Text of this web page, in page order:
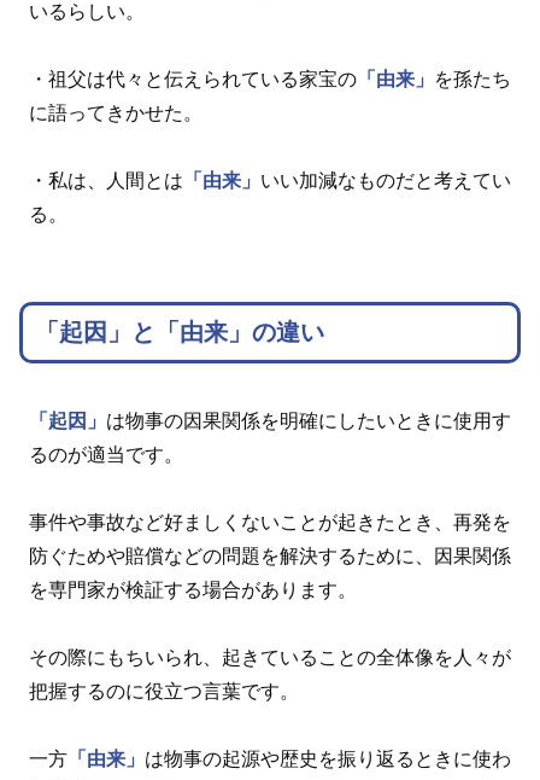
いるらしい。
・祖父は代々と伝えられている家宝の 「由来」
を孫たち
に語ってきかせた。
・私は、人間とは 「由来」 いい加減なものだと考えてい
る。
「起因」と「由来」の違い
「起因」 は物事の因果関係を明確にしたいときに使用す
るのが適当です。
事件や事故など好ましくないことが起きたとき、再発を
防ぐためや賠償などの問題を解決するために、因果関係
を専門家が検証する場合があります。
その際にもちいられ、起きていることの全体像を人々が
把握するのに役立つ言葉です。
一方 「由来」 は物事の起源や歴史を振り返るときに使わ